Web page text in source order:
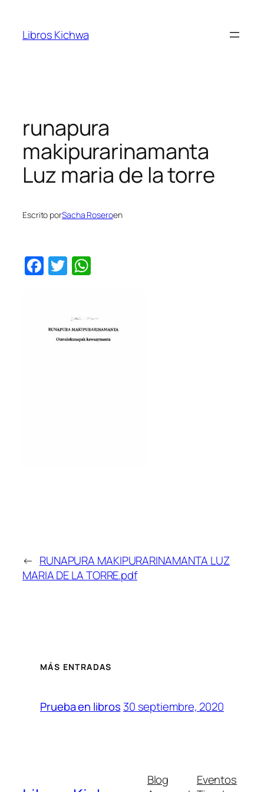
contenido
Libros Kichwa
runapura
makipurarinamanta
Luz maria de la torre
Escrito porSacha Roseroen
Facebook
Twitter
← RUNAPURA MAKIPURARINAMANTA LUZ
MARIA DE LA TORRE.pdf
MÁS ENTRADAS
Prueba en libros 30 septiembre, 2020
Blog
Eventos